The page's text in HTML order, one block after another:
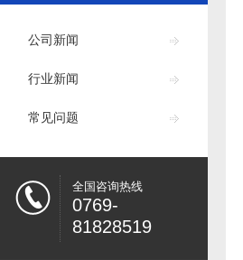
公司新闻
行业新闻
常见问题
全国咨询热线
0769-
81828519